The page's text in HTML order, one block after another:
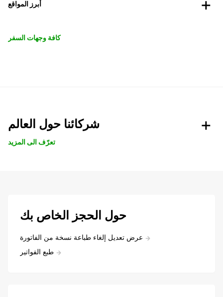
أبرز المواقع
كافة وجهات السفر
شركائنا حول العالم
تعرّف الى المزيد
حول الحجز الخاص بك
عرض تعديل إلغاء طباعة نسخة من الفاتورة
طبع الفواتير